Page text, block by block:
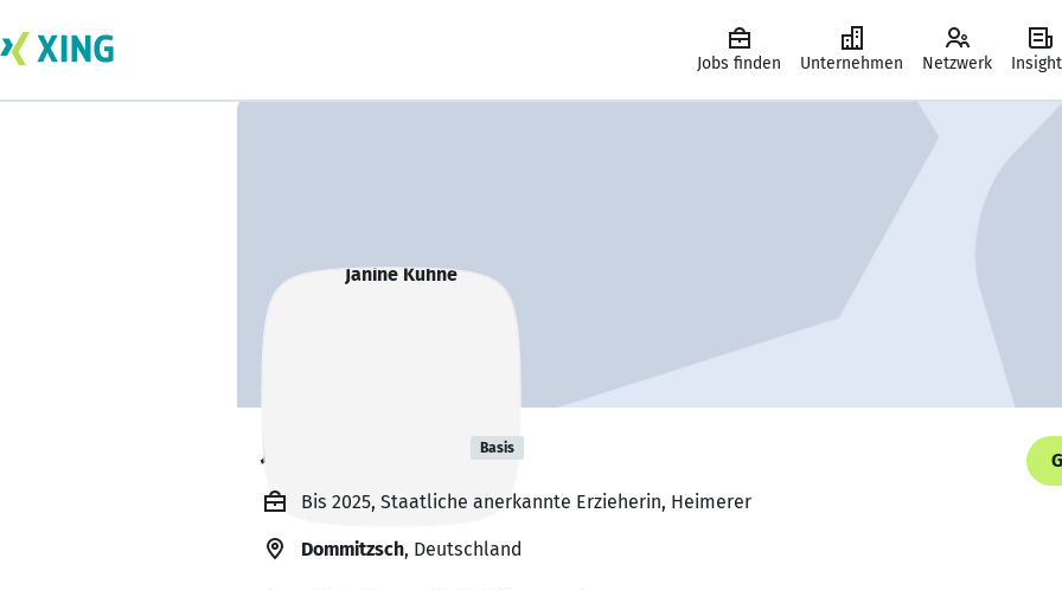
Jobs finden Unternehmen Netzwerk
Janine Kühne Basis
Bis 2025, Staatliche anerkannte Erzieherin, Heimerer
Dommitzsch, Deutschland